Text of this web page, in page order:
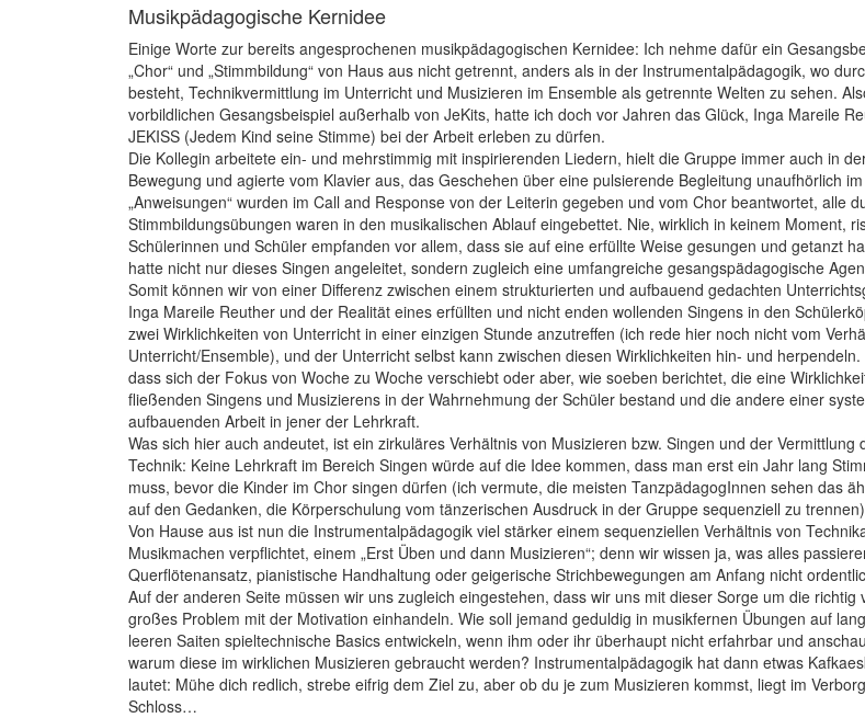
Musikpädagogische Kernidee
Einige Worte zur bereits angesprochenen musikpädagogischen Kernidee: Ich nehme dafür ein
„Chor“ und „Stimmbildung“ von Haus aus nicht getrennt, anders als in der Instrumentalpädagogik, wo
besteht, Technikvermittlung im Unterricht und Musizieren im Ensemble als getrennte Welten zu sehen.
vorbildlichen Gesangsbeispiel außerhalb von JeKits, hatte ich doch vor Jahren das Glück, Inga Mareile
JEKISS (Jedem Kind seine Stimme) bei der Arbeit erleben zu dürfen.
Die Kollegin arbeitete ein- und mehrstimmig mit inspirierenden Liedern, hielt die Gruppe immer auch in
Bewegung und agierte vom Klavier aus, das Geschehen über eine pulsierende Begleitung unaufhörlich
„Anweisungen“ wurden im Call and Response von der Leiterin gegeben und vom Chor beantwortet, alle
Stimmbildungsübungen waren in den musikalischen Ablauf eingebettet. Nie, wirklich in keinem Moment,
Schülerinnen und Schüler empfanden vor allem, dass sie auf eine erfüllte Weise gesungen und getanzt
hatte nicht nur dieses Singen angeleitet, sondern zugleich eine umfangreiche gesangspädagogische
Somit können wir von einer Differenz zwischen einem strukturierten und aufbauend gedachten
Inga Mareile Reuther und der Realität eines erfüllten und nicht enden wollenden Singens in den
zwei Wirklichkeiten von Unterricht in einer einzigen Stunde anzutreffen (ich rede hier noch nicht vom
Unterricht/Ensemble), und der Unterricht selbst kann zwischen diesen Wirklichkeiten hin- und
dass sich der Fokus von Woche zu Woche verschiebt oder aber, wie soeben berichtet, die eine
fließenden Singens und Musizierens in der Wahrnehmung der Schüler bestand und die andere einer
aufbauenden Arbeit in jener der Lehrkraft.
Was sich hier auch andeutet, ist ein zirkuläres Verhältnis von Musizieren bzw. Singen und der Vermittlung
Technik: Keine Lehrkraft im Bereich Singen würde auf die Idee kommen, dass man erst ein Jahr lang
muss, bevor die Kinder im Chor singen dürfen (ich vermute, die meisten TanzpädagogInnen sehen das
auf den Gedanken, die Körperschulung vom tänzerischen Ausdruck in der Gruppe sequenziell zu
Von Hause aus ist nun die Instrumental­pädagogik viel stärker einem sequenziellen Verhältnis von
Musikmachen verpflichtet, einem „Erst Üben und dann Musizieren“; denn wir wissen ja, was alles
Querflötenansatz, pianistische Handhaltung oder geigerische Strichbewegungen am Anfang nicht
Auf der anderen Seite müssen wir uns zugleich eingestehen, dass wir uns mit dieser Sorge um die richtig
großes Problem mit der Motivation einhandeln. Wie soll jemand geduldig in musikfernen Übungen auf
leeren Saiten spieltechnische Basics entwickeln, wenn ihm oder ihr überhaupt nicht erfahrbar und
warum diese im wirklichen Musizieren gebraucht werden? Instrumentalpädagogik hat dann etwas
lautet: Mühe dich redlich, strebe eifrig dem Ziel zu, aber ob du je zum Musizieren kommst, liegt im
Schloss…